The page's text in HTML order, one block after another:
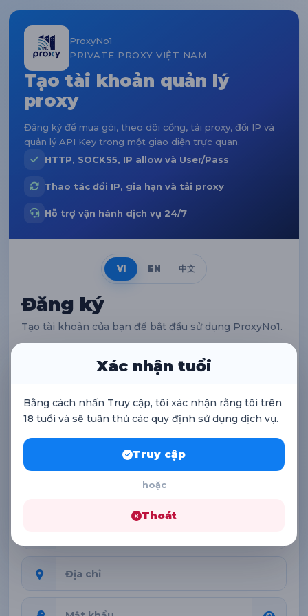
ProxyNo1
PRIVATE PROXY VIỆT NAM
Tạo tài khoản quản lý
proxy
Đăng ký để mua gói, theo dõi cổng, tải proxy, đổi IP và
quản lý API Key trong một giao diện trực quan.
HTTP, SOCKS5, IP allow và User/Pass
Thao tác đổi IP, gia hạn và tải proxy
Hỗ trợ vận hành dịch vụ 24/7
VI EN 中文
Đăng ký
Tạo tài khoản của bạn để bắt đầu sử dụng ProxyNo1.
Xác nhận tuổi
Bằng cách nhấn Truy cập, tôi xác nhận rằng tôi trên
18 tuổi và sẽ tuân thủ các quy định sử dụng dịch vụ.
Truy cập
hoặc
Thoát